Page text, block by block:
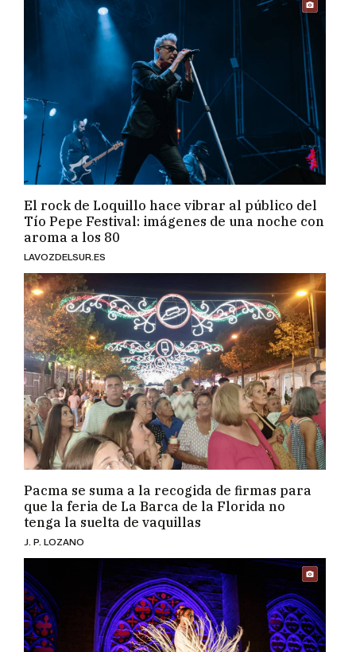
El rock de Loquillo hace vibrar al público del
Tío Pepe Festival: imágenes de una noche con
aroma a los 80
LAVOZDELSUR.ES
Pacma se suma a la recogida de firmas para
que la feria de La Barca de la Florida no
tenga la suelta de vaquillas
J. P. LOZANO